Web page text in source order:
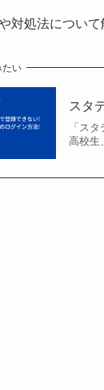
対処法について
たい
スタ
「ス
高校生